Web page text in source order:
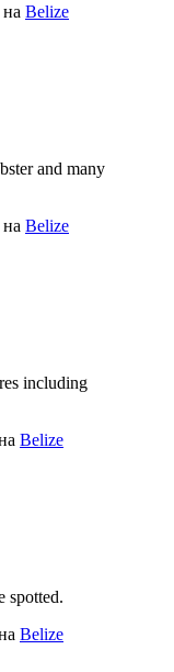
Belize
and many
Belize
including
Belize
spotted.
Belize